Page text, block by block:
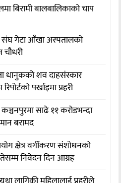
बिरामी बालबालिकाको चाप
संघ गेटा आँखा अस्पतालको
चौधरी
धानुकको शव दाहसंस्कार
पर्खाइमा प्रहरी
कञ्चनपुरमा साढे ११ करोडभन्दा
बरामद
क्षेत्र वर्गीकरण संशोधनको
निवेदन दिन आग्रह